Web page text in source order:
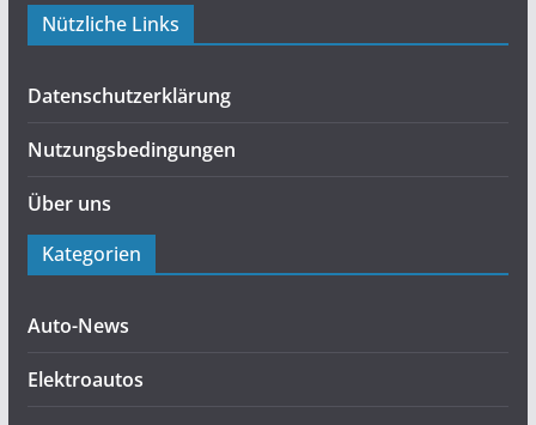
Nützliche Links
Datenschutzerklärung
Nutzungsbedingungen
Über uns
Kategorien
Auto-News
Elektroautos